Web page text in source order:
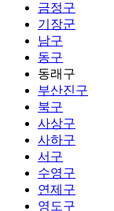
금정구
기장군
남구
동구
동래구
부산진구
북구
사상구
사하구
서구
수영구
연제구
영도구